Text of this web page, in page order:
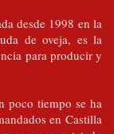
desde 1998 en la
de oveja, es la
para producir y
poco tiempo se ha
en Castilla